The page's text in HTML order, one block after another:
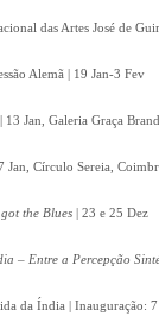
das Artes José de
Alemã | 19 Jan-3 Fev
13 Jan, Galeria Graça
Jan, Círculo Sereia,
the Blues | 23 e 25 Dez
– Entre a Percepção
da Índia | Inauguração: